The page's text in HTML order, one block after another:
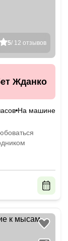
5/ 12 отзывов
Жданко
На машине